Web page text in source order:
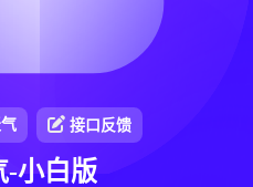
接口反馈
-小白版